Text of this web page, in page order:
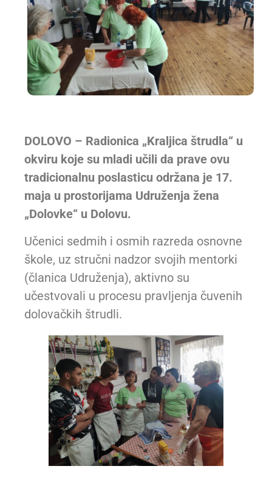
DOLOVO – Radionica „Kraljica štrudla“ u
okviru koje su mladi učili da prave ovu
tradicionalnu poslasticu održana je 17.
maja u prostorijama Udruženja žena
Učenici sedmih i osmih razreda osnovne
škole, uz stručni nadzor svojih mentorki
(članica Udruženja), aktivno su
učestvovali u procesu pravljenja čuvenih